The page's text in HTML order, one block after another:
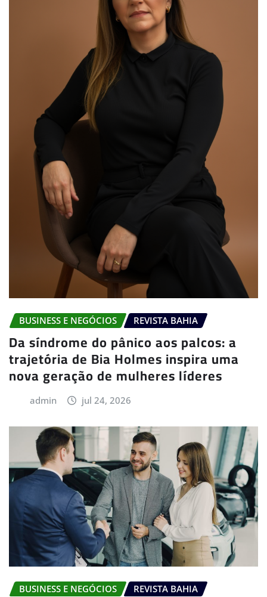
BUSINESS E NEGÓCIOS REVISTA BAHIA
Da síndrome do pânico aos palcos: a
trajetória de Bia Holmes inspira uma
nova geração de mulheres líderes
admin jul 24, 2026
BUSINESS E NEGÓCIOS REVISTA BAHIA